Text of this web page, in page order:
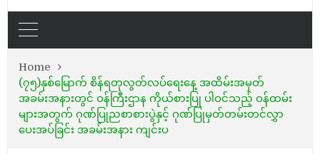
Home
(၇၅)နှစ်မြောက် စိန်ရတုလွတ်လပ်ရေးနေ့ အထိမ်းအမှတ်
အခမ်းအနားတွင် ဝန်ကြီးဌာန ကိုယ်စားပြု ပါဝင်သည့် ဝန်ထမ်း
များအတွက် ဂုဏ်ပြုညစာစားပွဲနှင့် ဂုဏ်ပြုမှတ်တမ်းတင်လွှာ
ပေးအပ်ခြင်း အခမ်းအနား ကျင်းပ